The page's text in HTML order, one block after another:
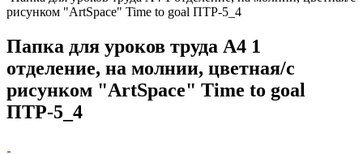
рисунком "ArtSpace" Time to goal ПТР-5_4
Папка для уроков труда А4 1
отделение, на молнии, цветная/с
рисунком "ArtSpace" Time to goal
ПТР-5_4